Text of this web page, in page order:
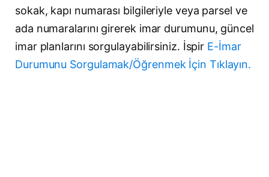
sokak, kapı numarası bilgileriyle veya parsel ve
ada numaralarını girerek imar durumunu, güncel
imar planlarını sorgulayabilirsiniz. İspir E-İmar
Durumunu Sorgulamak/Öğrenmek İçin Tıklayın.